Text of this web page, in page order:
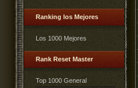
Ranking los Mejores
Los 1000 Mejores
Rank Reset Master
Top 1000 General